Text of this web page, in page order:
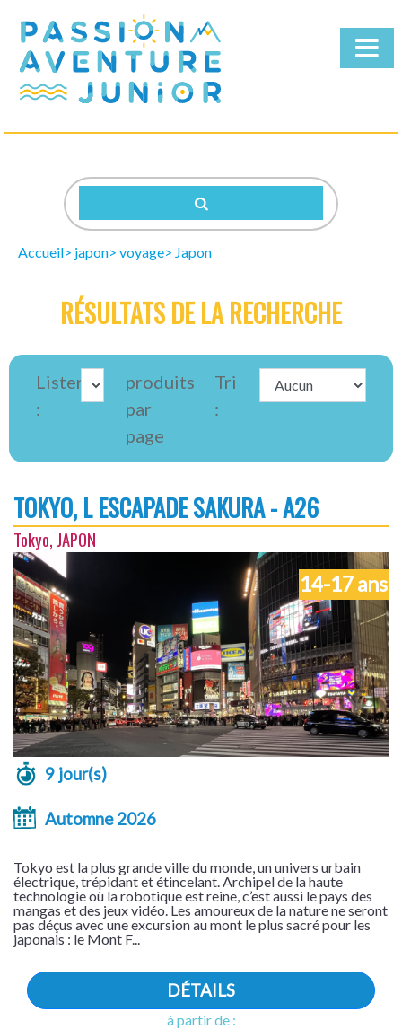
Séjours
Télécharger
Accueil japon voyage Japon
RÉSULTATS DE LA RECHERCHE
Lister
:
produits
par
page
Tri
:
TOKYO, L ESCAPADE SAKURA - A26
Tokyo, JAPON
14-17 ans
9 jour(s)
Automne 2026
Tokyo est la plus grande ville du monde, un univers urbain
électrique, trépidant et étincelant. Archipel de la haute
technologie où la robotique est reine, c’est aussi le pays des
mangas et des jeux vidéo. Les amoureux de la nature ne seront
pas déçus avec une excursion au mont le plus sacré pour les
japonais : le Mont F...
DÉTAILS
à partir de :